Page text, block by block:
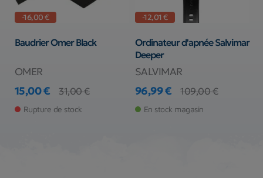
-16,00 €
Baudrier Omer Black
OMER
Prix
15,00 €
Prix de base
31,00 €
Rupture de stock
-12,01 €
Ordinateur d'apnée Salvimar
Deeper
SALVIMAR
Prix
96,99 €
Prix de base
109,00 €
En stock magasin